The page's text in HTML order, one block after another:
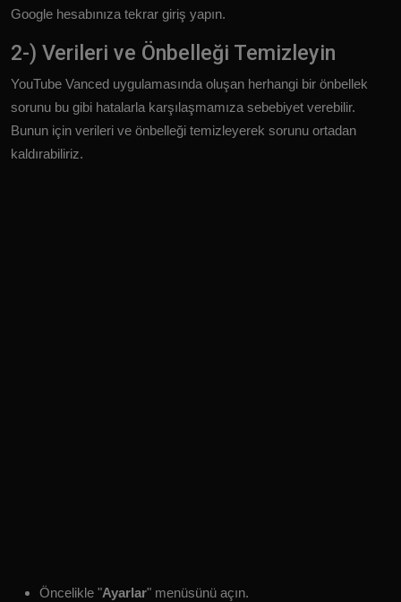
Google hesabınıza tekrar giriş yapın.
2-) Verileri ve Önbelleği Temizleyin
YouTube Vanced uygulamasında oluşan herhangi bir önbellek
sorunu bu gibi hatalarla karşılaşmamıza sebebiyet verebilir.
Bunun için verileri ve önbelleği temizleyerek sorunu ortadan
kaldırabiliriz.
Öncelikle "Ayarlar" menüsünü açın.